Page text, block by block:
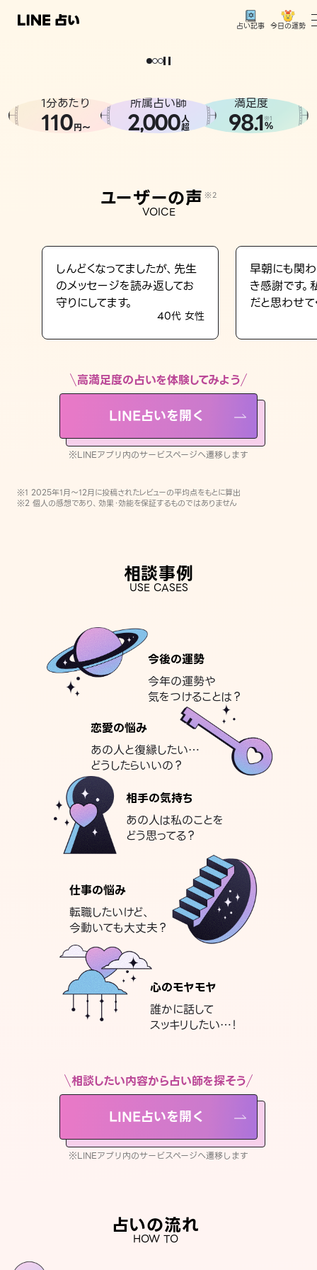
占い記事 今日の運勢
相談事例
LINE占いを開く
※LINEアプリ内のサービスページへ遷移します
どうせなら
。
1分あたり
110円〜
所属占い師
2,000人
超
満足度
98.1※1
%
ユーザーの声 ※2
VOICE
しんどくなってましたが、先生
のメッセージを読み返してお
守りにしてます。
40代 女性
早朝にも関
き感謝です
だと思わせて
高満足度の占いを体験してみよう
LINE占いを開く
※LINEアプリ内のサービスページへ遷移します
※1 2025年1月〜12月に投稿されたレビューの平均点をもとに算出
※2 個人の感想であり、効果・効能を保証するものではありません
相談事例
USE CASES
今後の運勢
今年の運勢や
気をつけることは？
恋愛の悩み
あの人と復縁したい…
どうしたらいいの？
相手の気持ち
あの人は私のことを
どう思ってる？
仕事の悩み
転職したいけど、
今動いても大丈夫？
心のモヤモヤ
誰かに話して
スッキリしたい…！
相談したい内容から占い師を探そう
LINE占いを開く
※LINEアプリ内のサービスページへ遷移します
占いの流れ
HOW TO